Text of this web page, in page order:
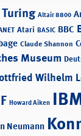
Altair 8800
Atari BASIC BBC
Claude Shannon
Museum
Wilhelm
Howard Aiken
Neumann